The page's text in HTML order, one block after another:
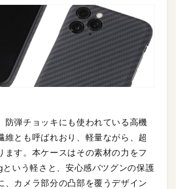
防弾チョッキにも使われている高機
維とも呼ばれおり、軽量ながら、超
ます。本ケースはその素材の力をフ
いう軽さと、安心感バツグンの保護
、カメラ部分の凸部を覆うデザイン